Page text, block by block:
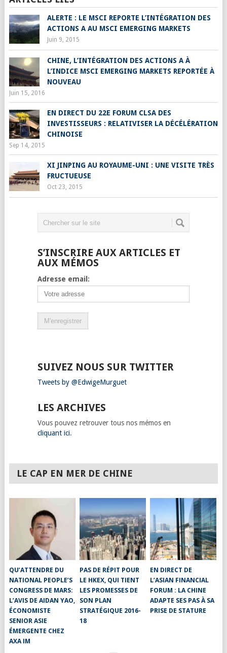
ALERTE : LE MSCI REPORTE L’INTÉGRATION DES
ACTIONS A AU MSCI EMERGING MARKETS
Juin 9, 2015
CHINE, L’INTÉGRATION DES ACTIONS A À
L’INDICE MSCI EMERGING MARKETS REPORTÉE À
NOUVEAU
Juin 15, 2016
EN DIRECT DU 22E FORUM CLSA DES
INVESTISSEURS : RELATIVISER LA DÉCÉLÉRATION
CHINOISE
Sep 14, 2015
XI JINPING AU ROYAUME-UNI : UNE VISITE TRÈS
FRUCTUEUSE
Oct 23, 2015
S’INSCRIRE AUX ARTICLES ET
AUX MÉMOS
Adresse email:
SUIVEZ NOUS SUR TWITTER
Tweets by @EdwigeMurguet
LES ARCHIVES
Vous pouvez retrouver tous nos mémos en
cliquant ici.
LE CAP EN MER DE CHINE
QU’ATTENDRE DU
NATIONAL PEOPLE’S
CONGRESS DE MARS:
L’AVIS DE AIDAN YAO,
ÉCONOMISTE
SENIOR ASIE
ÉMERGENTE CHEZ
AXA IM
PAS DE RÉPIT POUR
LE HKEX, QUI TIENT
LES PROMESSES DE
SON PLAN
STRATÉGIQUE 2016-
18
EN DIRECT DE
L’ASIAN FINANCIAL
FORUM : LA CHINE
ADAPTE SES PAS À SA
PRISE DE STATURE